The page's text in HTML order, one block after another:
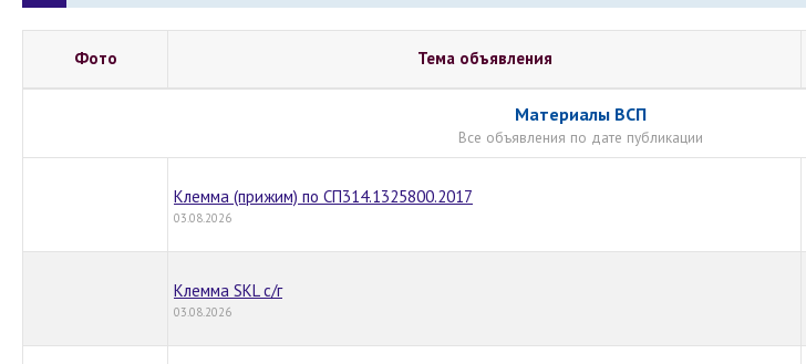
Фото Тема объявления
Материалы ВСП
Все объявления по дате публикации
Клемма (прижим) по СП314.1325800.2017
03.08.2026
Клемма SKL с/г
03.08.2026